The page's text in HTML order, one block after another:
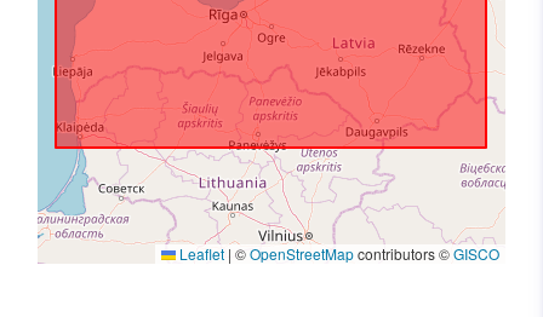
Leaflet | ©OpenStreetMapcontributors ©GISCO